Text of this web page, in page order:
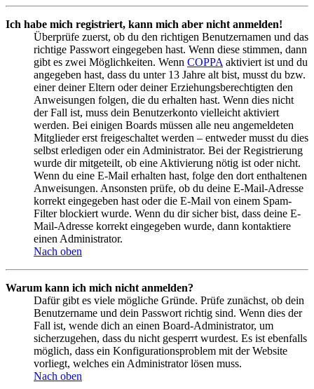
Ich habe mich registriert, kann mich aber nicht anmelden!
Überprüfe zuerst, ob du den richtigen Benutzernamen und das
richtige Passwort eingegeben hast. Wenn diese stimmen, dann
gibt es zwei Möglichkeiten. Wenn COPPA aktiviert ist und du
angegeben hast, dass du unter 13 Jahre alt bist, musst du bzw.
einer deiner Eltern oder deiner Erziehungsberechtigten den
Anweisungen folgen, die du erhalten hast. Wenn dies nicht
der Fall ist, muss dein Benutzerkonto vielleicht aktiviert
werden. Bei einigen Boards müssen alle neu angemeldeten
Mitglieder erst freigeschaltet werden – entweder musst du dies
selbst erledigen oder ein Administrator. Bei der Registrierung
wurde dir mitgeteilt, ob eine Aktivierung nötig ist oder nicht.
Wenn du eine E-Mail erhalten hast, folge den dort enthaltenen
Anweisungen. Ansonsten prüfe, ob du deine E-Mail-Adresse
korrekt eingegeben hast oder die E-Mail von einem Spam-
Filter blockiert wurde. Wenn du dir sicher bist, dass deine E-
Mail-Adresse korrekt eingegeben wurde, dann kontaktiere
einen Administrator.
Nach oben
Warum kann ich mich nicht anmelden?
Dafür gibt es viele mögliche Gründe. Prüfe zunächst, ob dein
Benutzername und dein Passwort richtig sind. Wenn dies der
Fall ist, wende dich an einen Board-Administrator, um
sicherzugehen, dass du nicht gesperrt wurdest. Es ist ebenfalls
möglich, dass ein Konfigurationsproblem mit der Website
vorliegt, welches ein Administrator lösen muss.
Nach oben